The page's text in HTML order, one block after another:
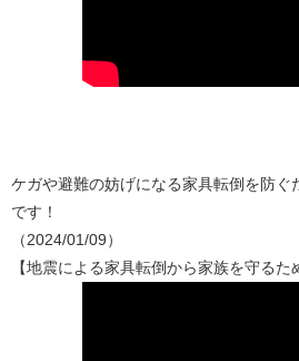
ケガや避難の妨げになる家具転倒を防ぐ
です！
（2024/01/09）
【地震による家具転倒から家族を守るた